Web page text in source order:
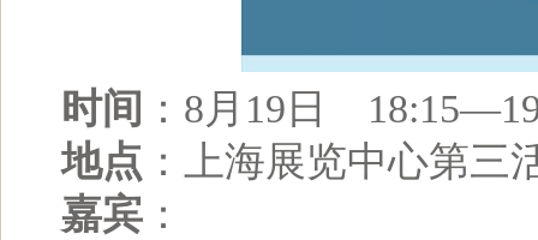
时间 ：8月19日
地点 ：上海展览中心第三
嘉宾 ：